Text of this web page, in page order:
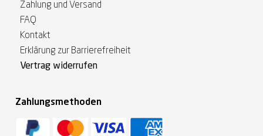
Zahlung und Versand
FAQ
Kontakt
Erklärung zur Barrierefreiheit
Vertrag widerrufen
Zahlungsmethoden